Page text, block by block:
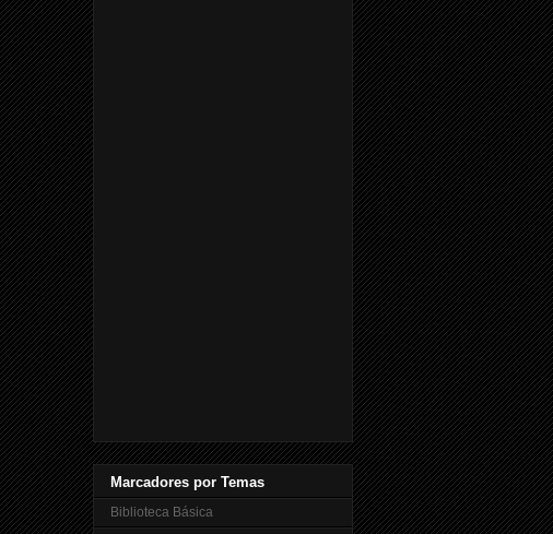
Marcadores por Temas
Biblioteca Básica